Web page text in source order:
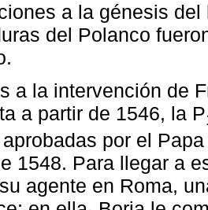
a la génesis
del Polanco
a la intervención de
a partir de 1546, la P
por el
1548. Para llegar a
agente en Roma,